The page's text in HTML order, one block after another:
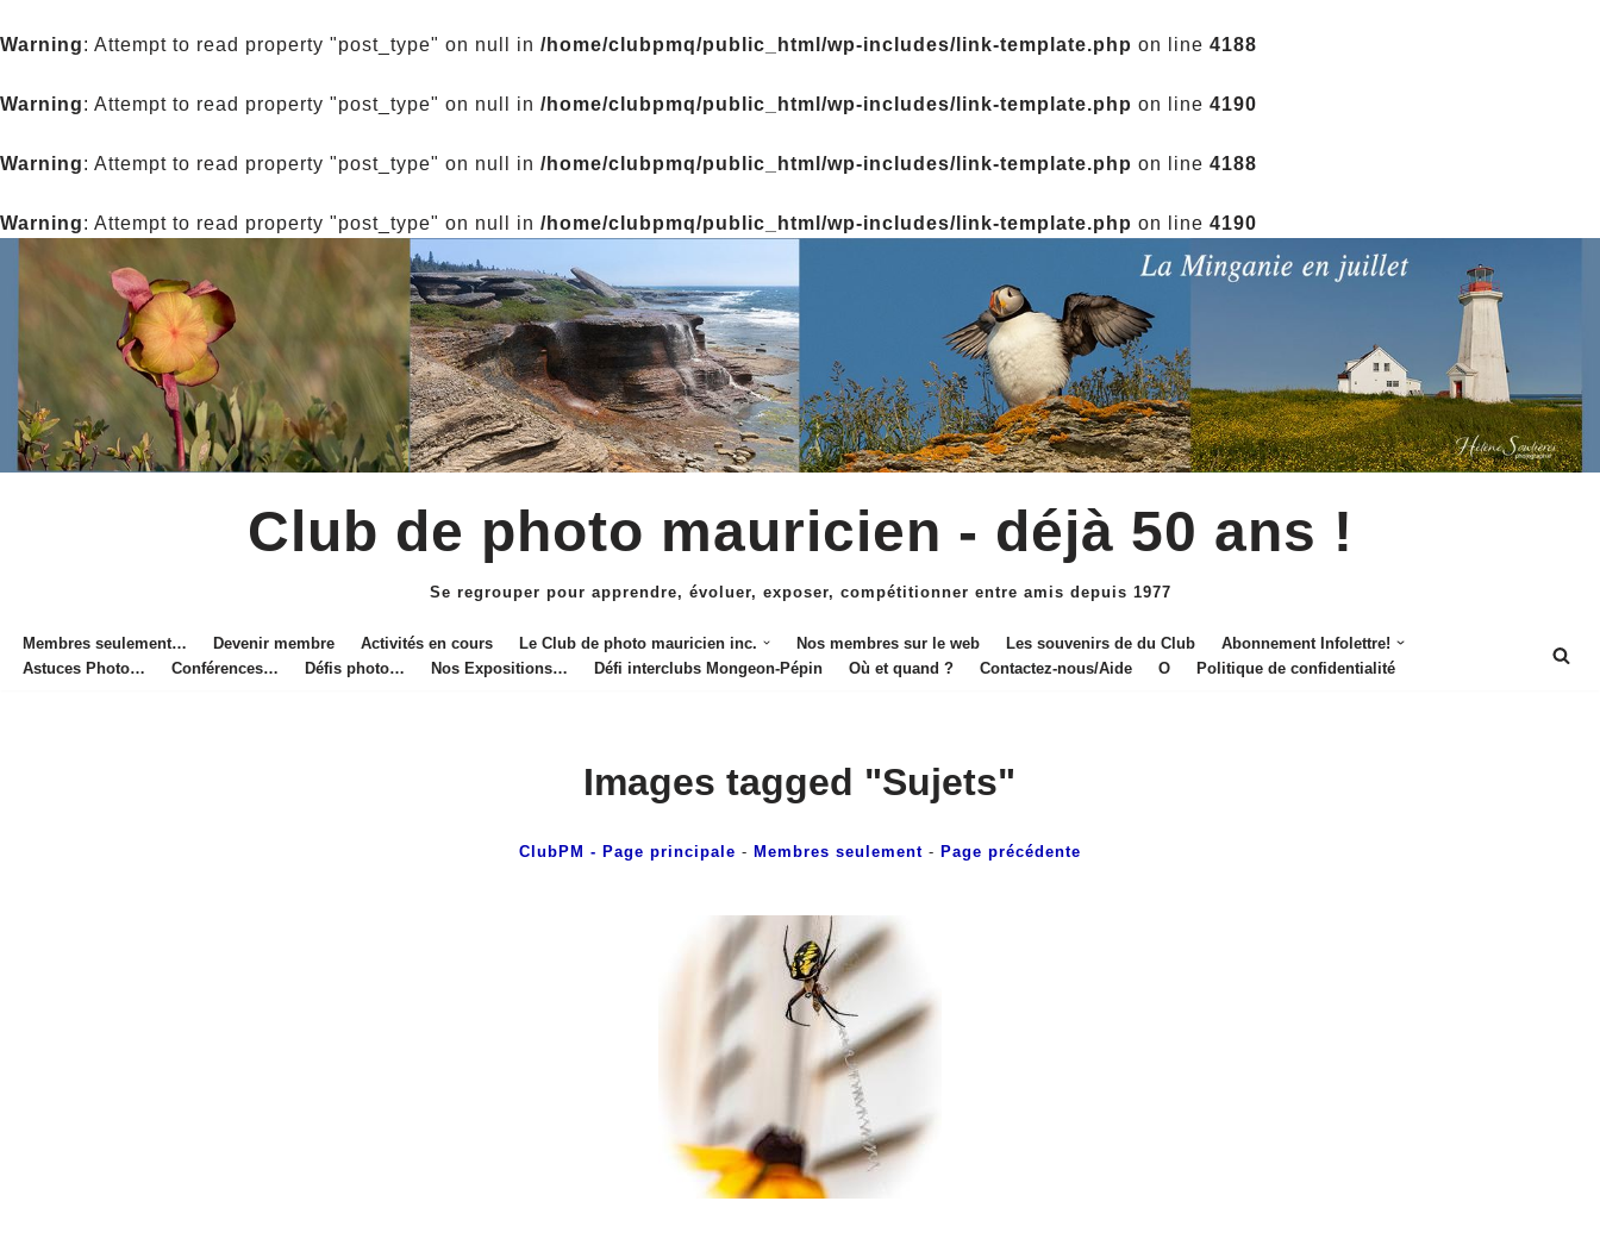
Warning: Attempt to read property "post_type" on null in /home/clubpmq/public_html/wp-includes/link-template.php on line 4188
Warning: Attempt to read property "post_type" on null in /home/clubpmq/public_html/wp-includes/link-template.php on line 4190
Warning: Attempt to read property "post_type" on null in /home/clubpmq/public_html/wp-includes/link-template.php on line 4188
Warning: Attempt to read property "post_type" on null in /home/clubpmq/public_html/wp-includes/link-template.php on line 4190
Club de photo mauricien - déjà 50 ans !
Se regrouper pour apprendre, évoluer, exposer, compétitionner entre amis depuis 1977
Membres seulement… Devenir membre Activités en cours Le Club de photo mauricien inc. Nos membres sur le web Les souvenirs de du Club
Abonnement Infolettre!
Astuces Photo…
Conférences… Défis photo… Nos Expositions… Défi interclubs Mongeon-Pépin Où et quand ? Contactez-nous/Aide O Politique de confidentialité
Images tagged "Sujets"
ClubPM - Page principale - Membres seulement- Page précédente